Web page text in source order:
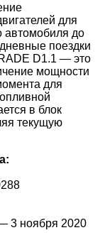
для
автомобиля до
поездки
D1.1 — это
мощности
для
в блок
текущую
3 ноября 2020